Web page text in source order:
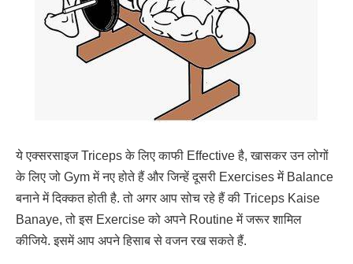
ये एक्सरसाइज Triceps के लिए काफी Effective है, खासकर उन लोगों
के लिए जो Gym में नए होते हैं और जिन्हें दूसरी Exercises में Balance
बनाने में दिक्कत होती है. तो अगर आप सोच रहे हैं की Triceps Kaise
Banaye, तो इस Exercise को अपने Routine में जरूर शामिल
कीजिये. इसमें आप अपने हिसाब से वजन रख सकते हैं.